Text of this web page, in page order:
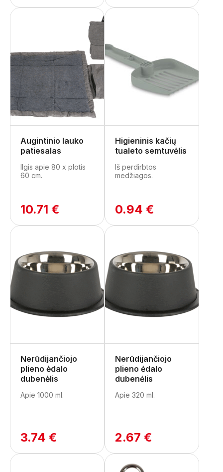
Augintinio lauko
patiesalas
Ilgis apie 80 x plotis
60 cm.
10.71 €
Higieninis kačių
tualeto semtuvėlis
Iš perdirbtos
medžiagos.
0.94 €
Nerūdijančiojo
plieno ėdalo
dubenėlis
Apie 1000 ml.
3.74 €
Nerūdijančiojo
plieno ėdalo
dubenėlis
Apie 320 ml.
2.67 €